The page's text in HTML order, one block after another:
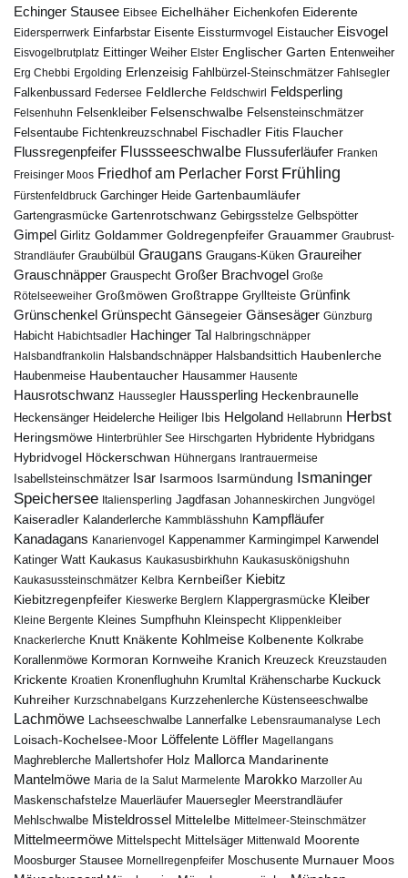
Echinger Stausee Eibsee Eichelhäher Eichenkofen Eiderente
Eidersperrwerk Einfarbstar Eisente Eissturmvogel Eistaucher Eisvogel
Eisvogelbrutplatz Eittinger Weiher Elster Englischer Garten Entenweiher
Erg Chebbi Ergolding Erlenzeisig Fahlbürzel-Steinschmätzer Fahlsegler
Falkenbussard Federsee Feldlerche Feldschwirl Feldsperling
Felsenhuhn Felsenkleiber Felsenschwalbe Felsensteinschmätzer
Felsentaube Fichtenkreuzschnabel Fischadler Fitis Flaucher
Flussregenpfeifer Flussseeschwalbe Flussuferläufer Franken
Freisinger Moos Friedhof am Perlacher Forst Frühling
Fürstenfeldbruck Garchinger Heide Gartenbaumläufer
Gartengrasmücke Gartenrotschwanz Gebirgsstelze Gelbspötter
Gimpel Girlitz Goldammer Goldregenpfeifer Grauammer Graubrust-
Strandläufer Graubülbül Graugans Graugans-Küken Graureiher
Grauschnäpper Grauspecht Großer Brachvogel Große
Rötelseeweiher Großmöwen Großtrappe Gryllteiste Grünfink
Grünschenkel Grünspecht Gänsegeier Gänsesäger Günzburg
Habicht Habichtsadler Hachinger Tal Halbringschnäpper
Halsbandfrankolin Halsbandschnäpper Halsbandsittich Haubenlerche
Haubenmeise Haubentaucher Hausammer Hausente
Hausrotschwanz Haussegler Haussperling Heckenbraunelle
Heckensänger Heidelerche Heiliger Ibis Helgoland Hellabrunn Herbst
Heringsmöwe Hinterbrühler See Hirschgarten Hybridente Hybridgans
Hybridvogel Höckerschwan Hühnergans Irantrauermeise
Isabellsteinschmätzer Isar Isarmoos Isarmündung Ismaninger
Speichersee Italiensperling Jagdfasan Johanneskirchen Jungvögel
Kaiseradler Kalanderlerche Kammblässhuhn Kampfläufer
Kanadagans Kanarienvogel Kappenammer Karmingimpel Karwendel
Katinger Watt Kaukasus Kaukasusbirkhuhn Kaukasuskönigshuhn
Kaukasussteinschmätzer Kelbra Kernbeißer Kiebitz
Kiebitzregenpfeifer Kieswerke Berglern Klappergrasmücke Kleiber
Kleine Bergente Kleines Sumpfhuhn Kleinspecht Klippenkleiber
Knackerlerche Knutt Knäkente Kohlmeise Kolbenente Kolkrabe
Korallenmöwe Kormoran Kornweihe Kranich Kreuzeck Kreuzstauden
Krickente Kroatien Kronenflughuhn Krumltal Krähenscharbe Kuckuck
Kuhreiher Kurzschnabelgans Kurzzehenlerche Küstenseeschwalbe
Lachmöwe Lachseeschwalbe Lannerfalke Lebensraumanalyse Lech
Loisach-Kochelsee-Moor Löffelente Löffler Magellangans
Maghreblerche Mallertshofer Holz Mallorca Mandarinente
Mantelmöwe Maria de la Salut Marmelente Marokko Marzoller Au
Maskenschafstelze Mauerläufer Mauersegler Meerstrandläufer
Mehlschwalbe Misteldrossel Mittelelbe Mittelmeer-Steinschmätzer
Mittelmeermöwe Mittelspecht Mittelsäger Mittenwald Moorente
Moosburger Stausee Mornellregenpfeifer Moschusente Murnauer Moos